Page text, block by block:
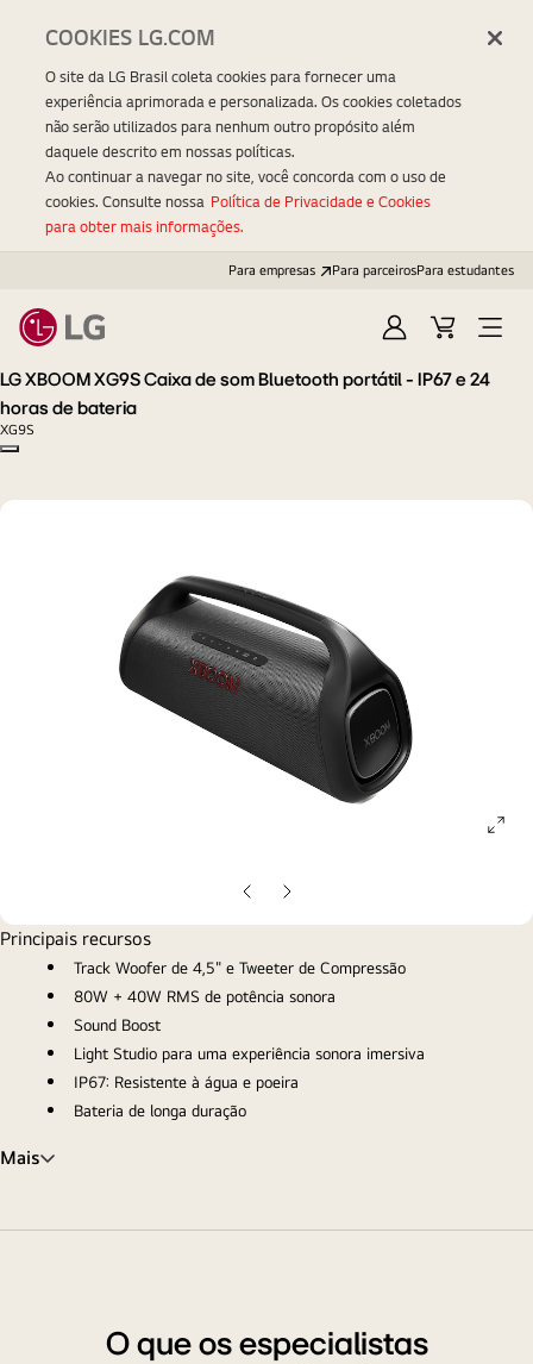
Para empresas Para parceirosPara estudantes
EntrarCarrinhoOpen
Menu
LG XBOOM XG9S Caixa de som Bluetooth portátil - IP67 e 24
horas de bateria
XG9S
Copy model name
Slide
anterior
Próximo
slide
Principais recursos
Track Woofer de 4,5" e Tweeter de Compressão
80W + 40W RMS de potência sonora
Sound Boost
Light Studio para uma experiência sonora imersiva
IP67: Resistente à água e poeira
Bateria de longa duração
Mais
O que os especialistas
COOKIES LG.COM
O site da LG Brasil coleta cookies para fornecer uma
experiência aprimorada e personalizada. Os cookies coletados
não serão utilizados para nenhum outro propósito além
daquele descrito em nossas políticas.
Ao continuar a navegar no site, você concorda com o uso de
cookies. Consulte nossa Política de Privacidade e Cookies
para obter mais informações.